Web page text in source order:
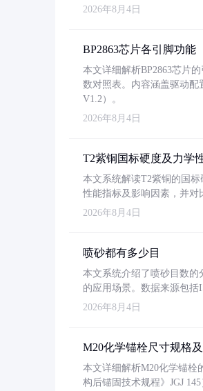
2026年8月4日
BP2863芯片各引脚功能
本文详细解析BP2863芯片
数对照表。内容涵盖驱动配
V1.2）。
2026年8月4日
T2紫铜国标硬度及力学
本文系统解读T2紫铜的国
性能指标及影响因素，并对
2026年8月4日
喷砂都有多少目
本文系统介绍了喷砂目数的
的应用场景。数据来源包括
2026年8月4日
M20化学锚栓尺寸规格
本文详细解析M20化学锚栓
构后锚固技术规程》JGJ